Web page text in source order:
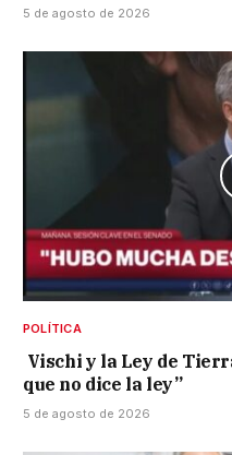
5 de agosto de 2026
POLÍTICA
Vischi y la Ley de
que no dice la ley”
5 de agosto de 2026